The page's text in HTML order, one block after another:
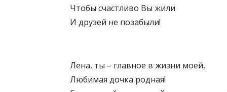
Чтобы счастливо Вы жили
И друзей не позабыли!
Лена, ты – главное в жизни моей,
Любимая дочка родная!